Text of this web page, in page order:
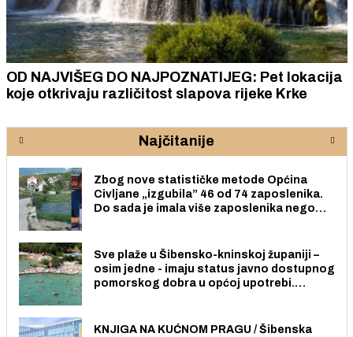
OD NAJVIŠEG DO NAJPOZNATIJEG: Pet lokacija
koje otkrivaju različitost slapova rijeke Krke
Najčitanije
Zbog nove statističke metode Općina
Civljane „izgubila” 46 od 74 zaposlenika.
Do sada je imala više zaposlenika nego
Sve plaže u Šibensko-kninskoj županiji –
osim jedne - imaju status javno dostupnog
pomorskog dobra u općoj upotrebi.
KNJIGA NA KUĆNOM PRAGU / Šibenska